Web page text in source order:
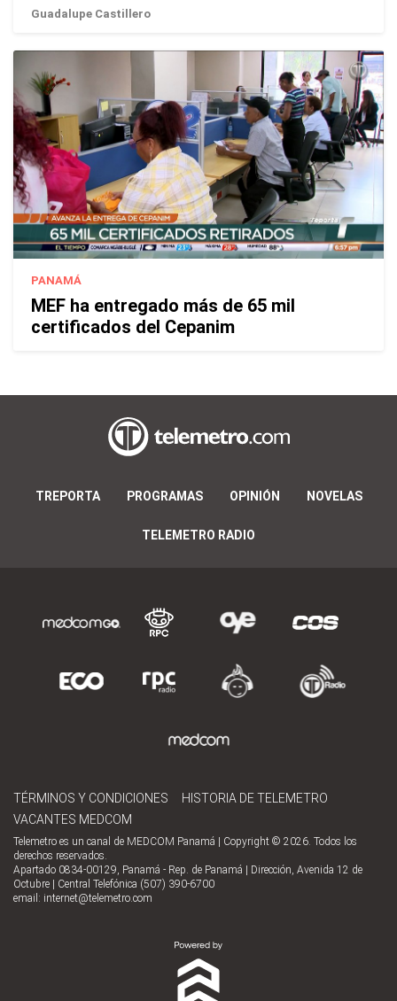
Guadalupe Castillero
PANAMÁ
MEF ha entregado más de 65 mil
certificados del Cepanim
TREPORTA PROGRAMAS OPINIÓN NOVELAS
TELEMETRO RADIO
TÉRMINOS Y CONDICIONES
HISTORIA DE TELEMETRO
VACANTES MEDCOM
Telemetro es un canal de MEDCOM Panamá | Copyright © 2026. Todos los
derechos reservados.
Apartado 0834-00129, Panamá - Rep. de Panamá | Dirección, Avenida 12 de
Octubre | Central Telefónica (507) 390-6700
email: internet@telemetro.com